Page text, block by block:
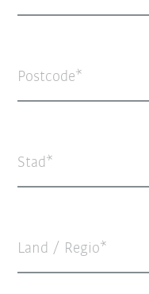
Postcode
Stad
Land / Regio*